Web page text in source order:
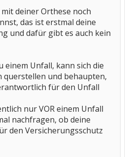
deiner Orthese noch
das ist erstmal deine
und dafür gibt es auch kein
einem Unfall, kann sich die
und behaupten,
für den Unfall
nur VOR einem Unfall
nachfragen, ob deine
den Versicherungsschutz